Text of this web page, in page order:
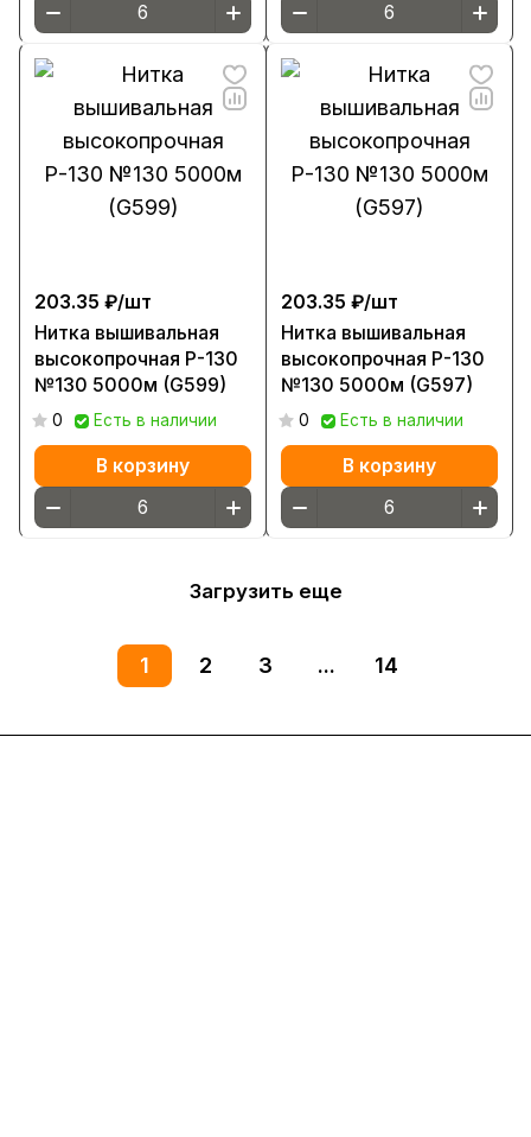
203.35 ₽/шт
Нитка вышивальная
высокопрочная Р-130
№130 5000м (G599)
0 Есть в наличии
В корзину
203.35 ₽/шт
Нитка вышивальная
высокопрочная Р-130
№130 5000м (G597)
0 Есть в наличии
В корзину
Загрузить еще
1 2 3 ... 14